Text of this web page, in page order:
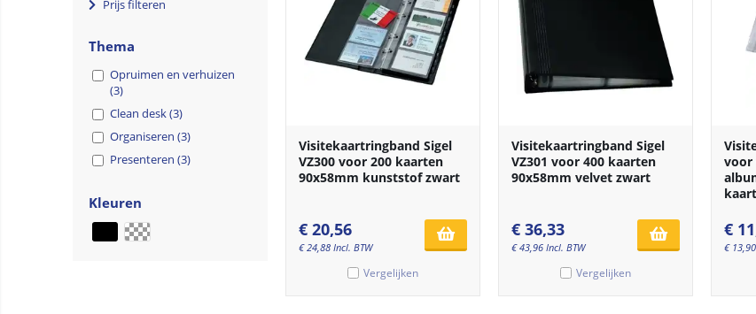
Prijs filteren
Thema
Opruimen en verhuizen
(3)
Clean desk (3)
Organiseren (3)
Presenteren (3)
Kleuren
Visitekaartringband Sigel
VZ300 voor 200 kaarten
90x58mm kunststof zwart
€ 20,56
€24,88 Incl. BTW
Vergelijken
Visitekaartringband Sigel
VZ301 voor 400 kaarten
90x58mm velvet zwart
€ 36,33
€43,96 Incl. BTW
Vergelijken
voor
€
€ 13,90